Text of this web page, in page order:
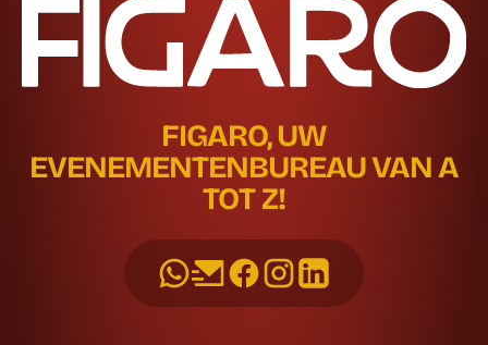
FIGARO, UW
EVENEMENTENBUREAU VAN A
TOT Z!